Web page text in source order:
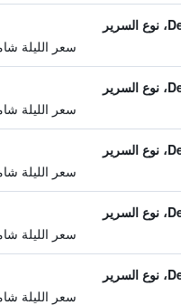
Deluxe room، نوع السرير
سعر الليلة
Deluxe room، نوع السرير
سعر الليلة
Deluxe room، نوع السرير
سعر الليلة
Deluxe room، نوع السرير
سعر الليلة
Deluxe room، نوع السرير
سعر الليلة